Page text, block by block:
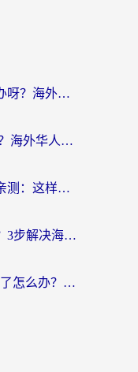
汽水到国外不能用了吗怎么办呀？海外党追剧看片的救星在这里！
音悦Tai在瑞典用不了怎么办？海外华人追剧听歌的实用指南
优酷境外地域限制？海外党亲测：这样看国内剧再也不卡（附3个实用场景解决）
香港西瓜视频看不了怎么办？3步解决海外追剧难题，附靠谱加速器推荐
喜马拉雅FM在马来西亚用不了怎么办？海外华人亲测有效的回国加速指南